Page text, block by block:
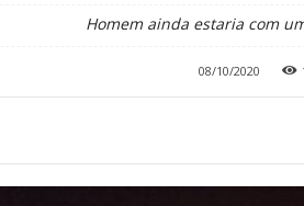
Homem ainda estaria com
08/10/2020